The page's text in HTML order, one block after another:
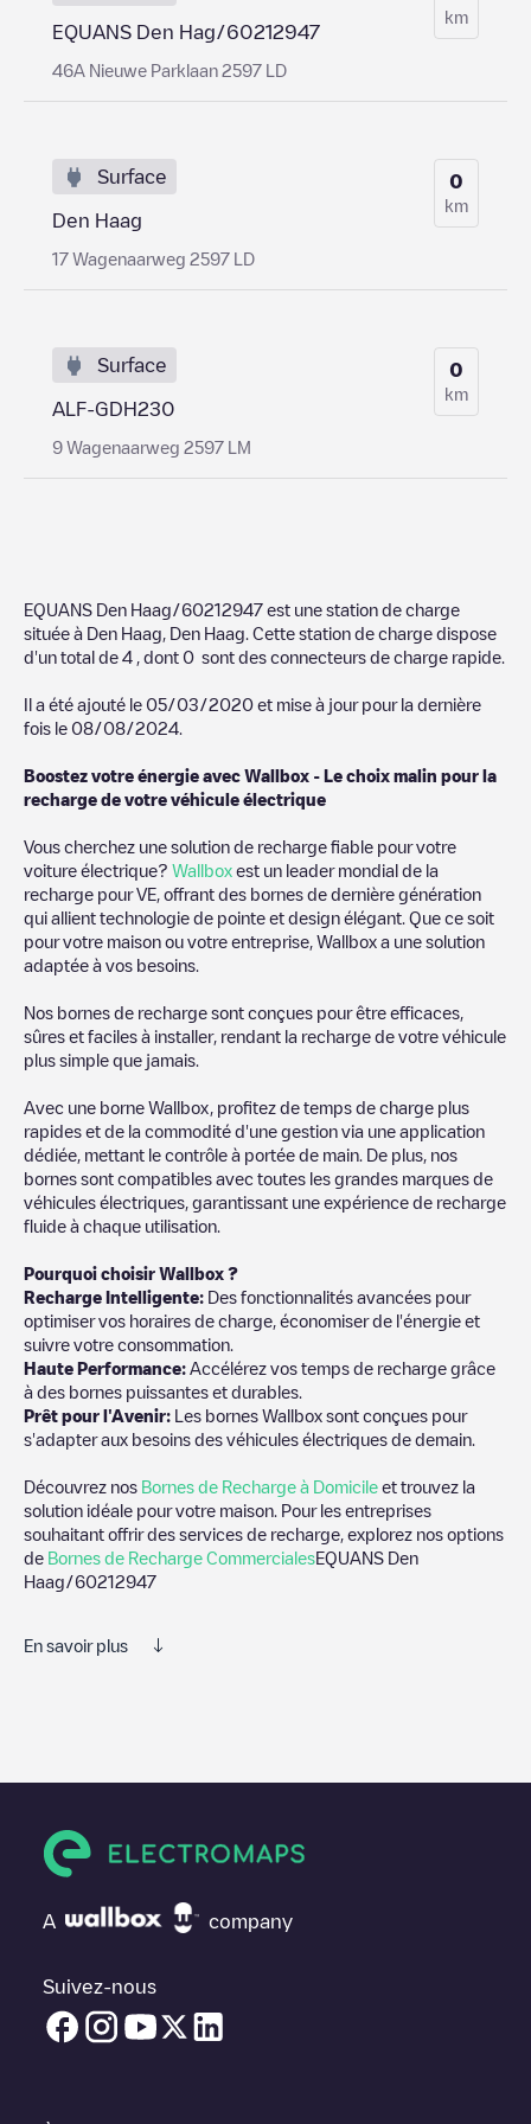
EQUANS Den Hag/60212947
46A Nieuwe Parklaan 2597 LD
km
Surface
Den Haag
17 Wagenaarweg 2597 LD
0
km
Surface
ALF-GDH230
9 Wagenaarweg 2597 LM
0
km
EQUANS Den Haag/60212947 est une station de charge
située à Den Haag Den Haag . Cette station de charge dispose
d'un total de 4 , dont 0 sont des connecteurs de charge rapide.
Il a été ajouté le 05/03/2020 et mise à jour pour la dernière
fois le 08/08/2024
Boostez votre énergie avec Wallbox - Le choix malin pour la
recharge de votre véhicule électrique
Vous cherchez une solution de recharge fiable pour votre
voiture électrique? Wallbox est un leader mondial de la
recharge pour VE, offrant des bornes de dernière génération
qui allient technologie de pointe et design élégant. Que ce soit
pour votre maison ou votre entreprise, Wallbox a une solution
adaptée à vos besoins.
Nos bornes de recharge sont conçues pour être efficaces,
sûres et faciles à installer, rendant la recharge de votre véhicule
plus simple que jamais.
Avec une borne Wallbox, profitez de temps de charge plus
rapides et de la commodité d'une gestion via une application
dédiée, mettant le contrôle à portée de main. De plus, nos
bornes sont compatibles avec toutes les grandes marques de
véhicules électriques, garantissant une expérience de recharge
fluide à chaque utilisation.
Pourquoi choisir Wallbox ?
Recharge Intelligente: Des fonctionnalités avancées pour
optimiser vos horaires de charge, économiser de l'énergie et
suivre votre consommation.
Haute Performance: Accélérez vos temps de recharge grâce
à des bornes puissantes et durables.
Prêt pour l'Avenir: Les bornes Wallbox sont conçues pour
s'adapter aux besoins des véhicules électriques de demain.
Découvrez nos Bornes de Recharge à Domicile et trouvez la
solution idéale pour votre maison. Pour les entreprises
souhaitant offrir des services de recharge, explorez nos options
de Bornes de Recharge CommercialesEQUANS Den
Haag/60212947
En savoir plus
électrique la prochaine fois.
dont vous avez besoin, vérifiez en bas de la page le point de
charge le plus proche de chez vous sous "points de charge les
pour véhicules électriques à proximité, ainsi que leur
emplacement dans un parking, en surface et leur distance en
KM.
A company
Suivez-nous